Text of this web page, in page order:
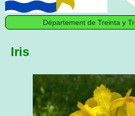
Département de Treinta y
Iris